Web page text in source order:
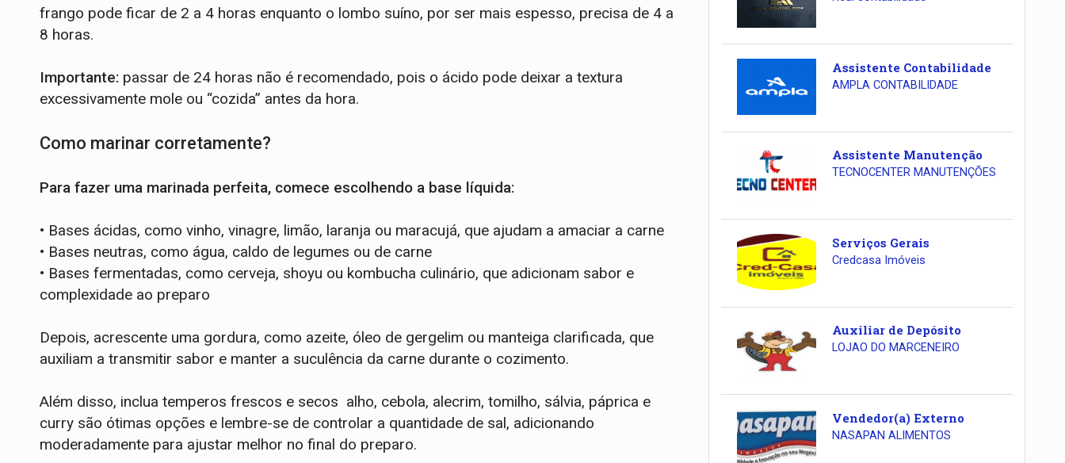
frango pode ficar de 2 a 4 horas enquanto o lombo suíno, por ser mais espesso, precisa de 4 a
8 horas.
Importante: passar de 24 horas não é recomendado, pois o ácido pode deixar a textura
excessivamente mole ou “cozida” antes da hora.
Como marinar corretamente?
Para fazer uma marinada perfeita, comece escolhendo a base líquida:
• Bases ácidas, como vinho, vinagre, limão, laranja ou maracujá, que ajudam a amaciar a carne
• Bases neutras, como água, caldo de legumes ou de carne
• Bases fermentadas, como cerveja, shoyu ou kombucha culinário, que adicionam sabor e
complexidade ao preparo
Depois, acrescente uma gordura, como azeite, óleo de gergelim ou manteiga clarificada, que
auxiliam a transmitir sabor e manter a suculência da carne durante o cozimento.
Além disso, inclua temperos frescos e secos alho, cebola, alecrim, tomilho, sálvia, páprica e
curry são ótimas opções e lembre-se de controlar a quantidade de sal, adicionando
moderadamente para ajustar melhor no final do preparo.
Assistente Contabilidade
AMPLA CONTABILIDADE
Assistente Manutenção
TECNOCENTER MANUTENÇÕES
Serviços Gerais
Credcasa Imóveis
Auxiliar de Depósito
LOJAO DO MARCENEIRO
Vendedor(a) Externo
NASAPAN ALIMENTOS